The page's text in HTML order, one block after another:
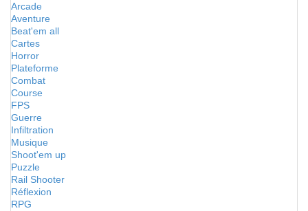
Arcade
Aventure
Beat'em all
Cartes
Horror
Plateforme
Combat
Course
FPS
Guerre
Infiltration
Musique
Shoot'em up
Puzzle
Rail Shooter
Réflexion
RPG